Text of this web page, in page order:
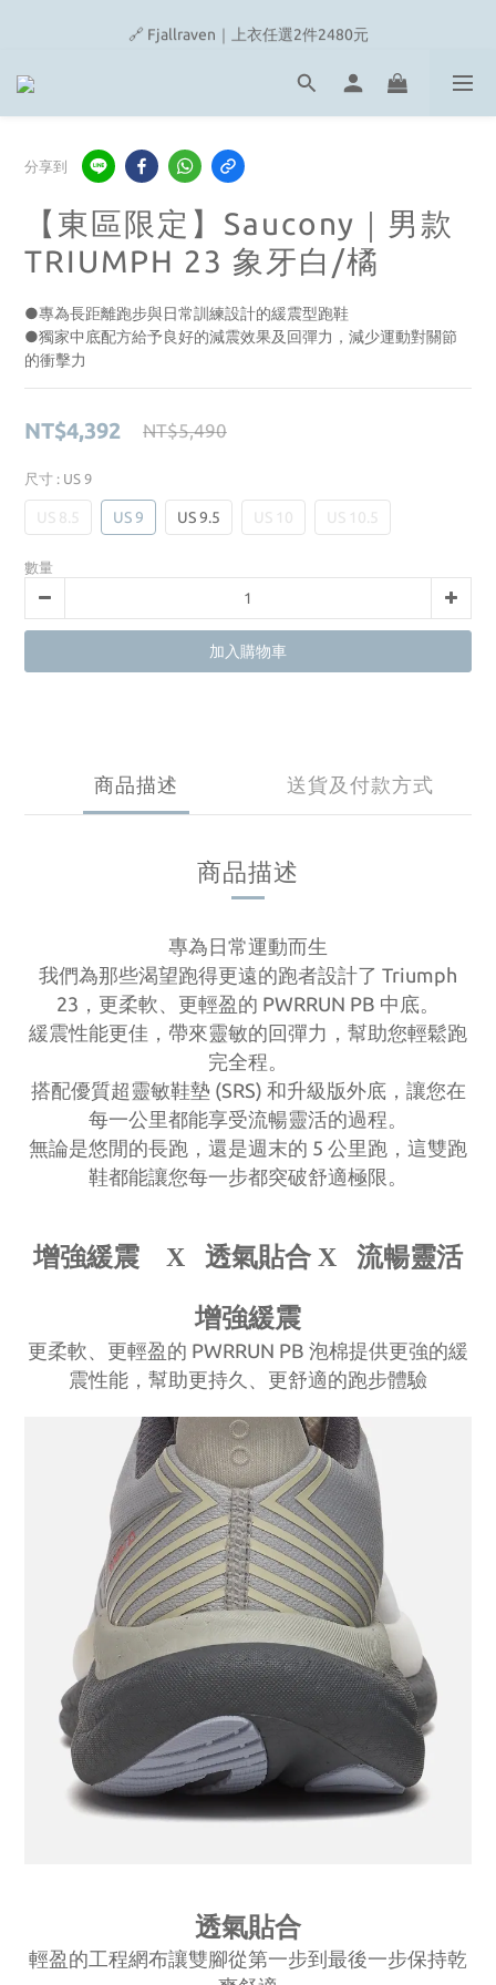
🔗 Snow Peak｜歡慶父親節滿4500即贈品牌方巾
🔗 Fjallraven｜上衣任選2件2480元
🎉On/HOKA 新品陸續上架
分享到
【東區限定】Saucony｜男款
TRIUMPH 23 象牙白/橘
●專為長距離跑步與日常訓練設計的緩震型跑鞋
●獨家中底配方給予良好的減震效果及回彈力，減少運動對關節
的衝擊力
NT$4,392 NT$5,490
尺寸 : US 9
US 8.5 US 9 US 9.5 US 10 US 10.5
數量
加入購物車
商品描述 送貨及付款方式
商品描述
專為日常運動而生
我們為那些渴望跑得更遠的跑者設計了 Triumph
23 ，更柔軟、更輕盈的 PWRRUN PB 中底。
緩震性能更佳，帶來靈敏的回彈力，幫助您輕鬆跑
完全程。
搭配優質超靈敏鞋墊 (SRS) 和升級版外底，讓您在
每一公里都能享受流暢靈活的過程。
無論是悠閒的長跑，還是週末的 5 公里跑，這雙跑
鞋都能讓您每一步都突破舒適極限。
增強緩震 Χ 透氣貼合 Χ 流暢靈活
增強緩震
更柔軟、更輕盈的 PWRRUN PB 泡棉提供更強的緩
震性能，幫助更持久、更舒適的跑步體驗
透氣貼合
輕盈的工程網布讓雙腳從第一步到最後一步保持乾